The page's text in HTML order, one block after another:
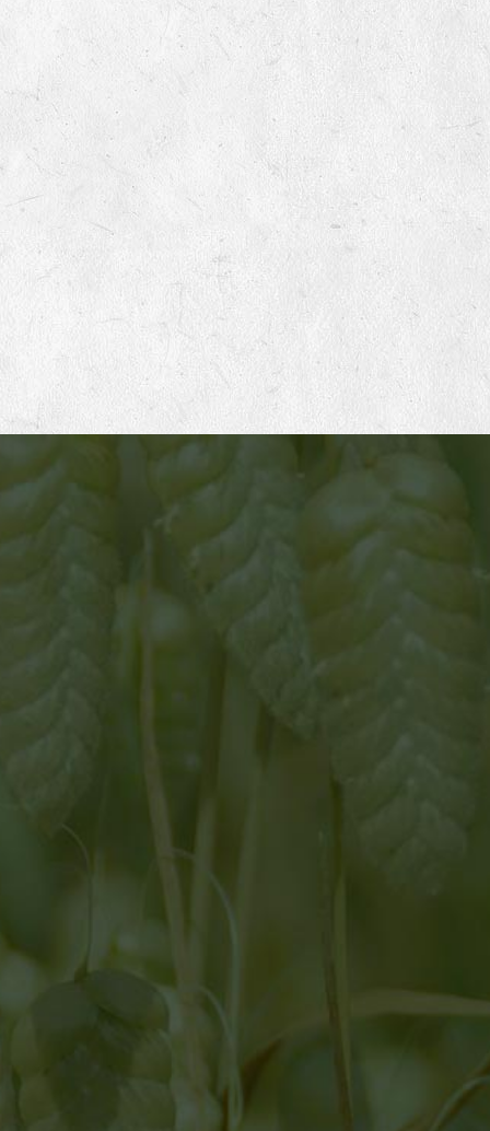
ATELIER 1
Mise en place des productions de semences
Germinance travaille avec un réseau d’une cinquantaine
de productrices et producteurs français en agriculture
biologique, sur des petites fermes à taille humaine. Chaque
hiver nous établissons en concertation avec eux le
planning de nos productions pour les 2 années à venir.
Nous adaptons notre demande selon leurs souhaits et
leurs possibilités. Nous privilégions une relation d’égale à
égale, basée sur le respect, les échanges et l’entraide.
leur travail afin de pérenniser leur ferme et d’améliorer leur